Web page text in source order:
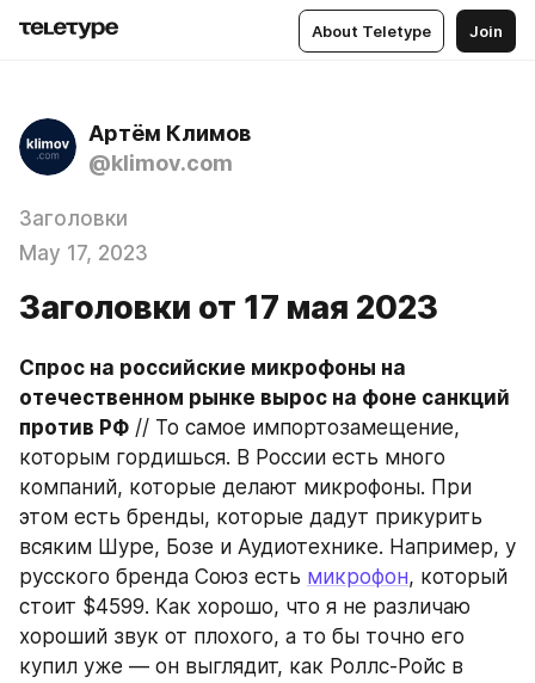
About Teletype Join
Артём Климов
@klimov.com
Заголовки
May 17, 2023
Заголовки от 17 мая 2023
Спрос на российские микрофоны на
отечественном рынке вырос на фоне санкций
против РФ // То самое импортозамещение,
которым гордишься. В России есть много
компаний, которые делают микрофоны. При
этом есть бренды, которые дадут прикурить
всяким Шуре, Бозе и Аудиотехнике. Например, у
русского бренда Союз есть микрофон, который
стоит $4599. Как хорошо, что я не различаю
хороший звук от плохого, а то бы точно его
купил уже — он выглядит, как Роллс-Ройс в